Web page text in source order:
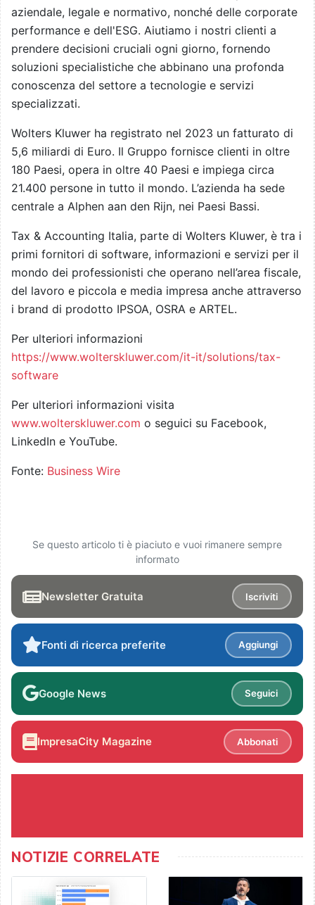
aziendale, legale e normativo, nonché delle corporate
performance e dell'ESG. Aiutiamo i nostri clienti a
prendere decisioni cruciali ogni giorno, fornendo
soluzioni specialistiche che abbinano una profonda
conoscenza del settore a tecnologie e servizi
specializzati.
Wolters Kluwer ha registrato nel 2023 un fatturato di
5,6 miliardi di Euro. Il Gruppo fornisce clienti in oltre
180 Paesi, opera in oltre 40 Paesi e impiega circa
21.400 persone in tutto il mondo. L’azienda ha sede
centrale a Alphen aan den Rijn, nei Paesi Bassi.
Tax & Accounting Italia, parte di Wolters Kluwer, è tra i
primi fornitori di software, informazioni e servizi per il
mondo dei professionisti che operano nell’area fiscale,
del lavoro e piccola e media impresa anche attraverso
i brand di prodotto IPSOA, OSRA e ARTEL.
Per ulteriori informazioni
https://www.wolterskluwer.com/it-it/solutions/tax-
software
Per ulteriori informazioni visita
www.wolterskluwer.com o seguici su Facebook,
LinkedIn e YouTube.
Fonte: Business Wire
Se questo articolo ti è piaciuto e vuoi rimanere sempre
informato
Newsletter Gratuita Iscriviti
Fonti di ricerca preferite Aggiungi
Google News Seguici
ImpresaCity Magazine Abbonati
NOTIZIE CORRELATE